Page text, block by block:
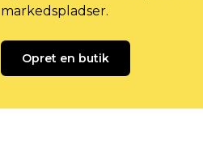
markedspladser.
Opret en butik